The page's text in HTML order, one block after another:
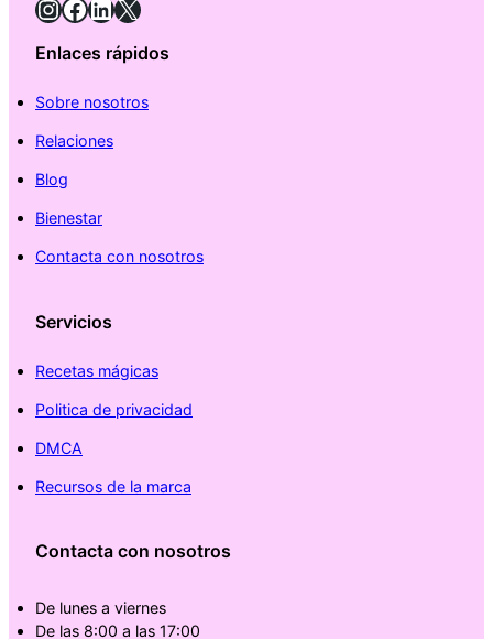
InstagramFacebook LinkedIn X
Enlaces rápidos
Sobre nosotros
Relaciones
Blog
Bienestar
Contacta con nosotros
Servicios
Recetas mágicas
Politica de privacidad
DMCA
Recursos de la marca
Contacta con nosotros
De lunes a viernes
De las 8:00 a las 17:00